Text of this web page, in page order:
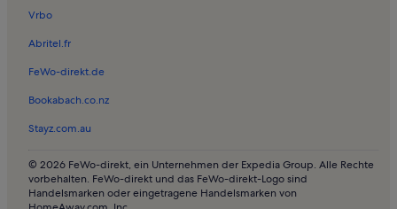
Vrbo
Abritel.fr
FeWo-direkt.de
Bookabach.co.nz
Stayz.com.au
© 2026 FeWo-direkt, ein Unternehmen der Expedia Group. Alle Rechte
vorbehalten. FeWo-direkt und das FeWo-direkt-Logo sind
Handelsmarken oder eingetragene Handelsmarken von